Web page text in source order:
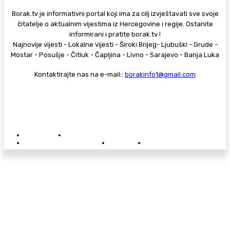
Borak.tv je informativni portal koji ima za cilj izvještavati sve svoje
čitatelje o aktualnim vijestima iz Hercegovine i regije. Ostanite
informirani i pratite borak.tv !
Najnovije vijesti - Lokalne vijesti - Široki Brijeg- Ljubuški - Grude -
Mostar - Posušje - Čitluk - Čapljina - Livno - Sarajevo - Banja Luka
Kontaktirajte nas na e-mail:: borakinfo1@gmail.com